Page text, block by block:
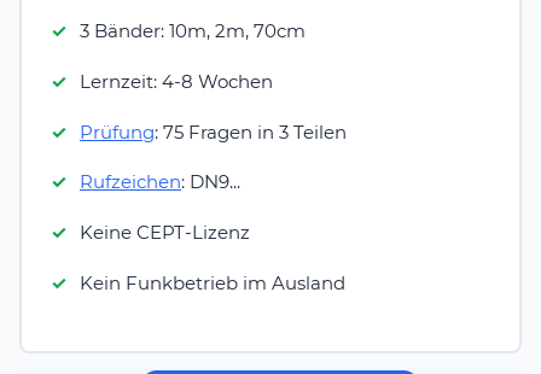
3 Bänder: 10m, 2m, 70cm
Lernzeit: 4-8 Wochen
Prüfung: 75 Fragen in 3 Teilen
Rufzeichen: DN9...
Keine CEPT-Lizenz
Kein Funkbetrieb im Ausland